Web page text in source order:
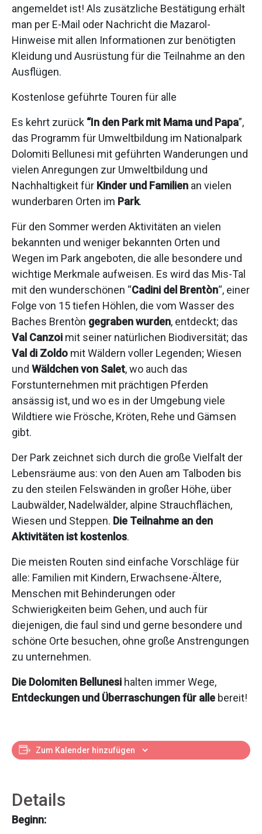
angemeldet ist! Als zusätzliche Bestätigung erhält
man per E-Mail oder Nachricht die Mazarol-
Hinweise mit allen Informationen zur benötigten
Kleidung und Ausrüstung für die Teilnahme an den
Ausflügen.
Kostenlose geführte Touren für alle
Es kehrt zurück “In den Park mit Mama und Papa”,
das Programm für Umweltbildung im Nationalpark
Dolomiti Bellunesi mit geführten Wanderungen und
vielen Anregungen zur Umweltbildung und
Nachhaltigkeit für Kinder und Familien an vielen
wunderbaren Orten im Park.
Für den Sommer werden Aktivitäten an vielen
bekannten und weniger bekannten Orten und
Wegen im Park angeboten, die alle besondere und
wichtige Merkmale aufweisen. Es wird das Mis-Tal
mit den wunderschönen “Cadini del Brentòn“, einer
Folge von 15 tiefen Höhlen, die vom Wasser des
Baches Brentòn gegraben wurden, entdeckt; das
Val Canzoi mit seiner natürlichen Biodiversität; das
Val di Zoldo mit Wäldern voller Legenden; Wiesen
und Wäldchen von Salet, wo auch das
Forstunternehmen mit prächtigen Pferden
ansässig ist, und wo es in der Umgebung viele
Wildtiere wie Frösche, Kröten, Rehe und Gämsen
gibt.
Der Park zeichnet sich durch die große Vielfalt der
Lebensräume aus: von den Auen am Talboden bis
zu den steilen Felswänden in großer Höhe, über
Laubwälder, Nadelwälder, alpine Strauchflächen,
Wiesen und Steppen. Die Teilnahme an den
Aktivitäten ist kostenlos.
Die meisten Routen sind einfache Vorschläge für
alle: Familien mit Kindern, Erwachsene-Ältere,
Menschen mit Behinderungen oder
Schwierigkeiten beim Gehen, und auch für
diejenigen, die faul sind und gerne besondere und
schöne Orte besuchen, ohne große Anstrengungen
zu unternehmen.
Die Dolomiten Bellunesi halten immer Wege,
Entdeckungen und Überraschungen für alle bereit!
Zum Kalender hinzufügen
Details
Beginn: